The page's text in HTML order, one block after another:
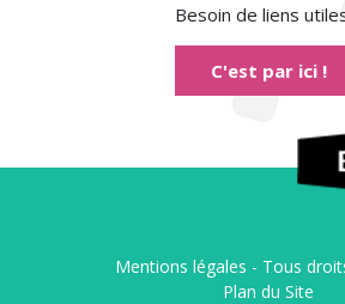
Besoin de liens
C'est par ici !
Mentions légales - Tous
Plan du Site